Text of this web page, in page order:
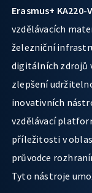
Erasmus+ KA220-
vzdělávacích
železniční
digitálních zdrojů
zlepšení
inovativních
vzdělávací
příležitosti v
průvodce
Tyto nástroje